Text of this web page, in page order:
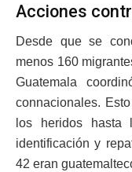
Acciones
Desde que se
menos 160
Guatemala
connacionales.
los heridos hasta
identificación y
42 eran